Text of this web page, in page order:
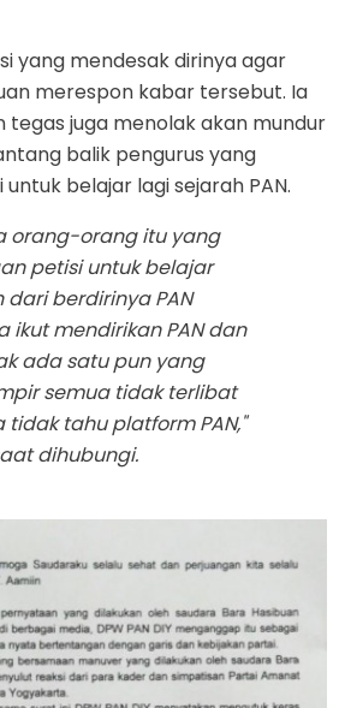
yang mendesak dirinya agar
merespon kabar tersebut. Ia
tegas juga menolak akan mundur
balik pengurus yang
belajar lagi sejarah PAN.
orang-orang itu yang
petisi untuk belajar
berdirinya PAN
ikut mendirikan PAN dan
ada satu pun yang
semua tidak terlibat
tidak tahu platform PAN,"
dihubungi.